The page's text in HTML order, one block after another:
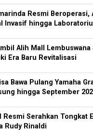
Resmi Beroperasi,
Invasif hingga
Alih Mall Lembuswana
Era Baru Revitalisasi
Bawa Pulang Yamaha
hingga September
Resmi Serahkan Tongkat
Rudy Rinaldi